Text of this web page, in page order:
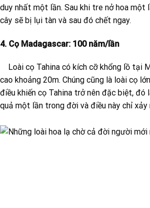
duy nhất một lần. Sau khi tre nở hoa một
cây sẽ bị lụi tàn và sau đó chết ngay.
4. Cọ Madagascar: 100 năm/lần
Loài cọ Tahina có kích cỡ khổng lồ tại
cao khoảng 20m. Chúng cũng là loài cọ
điều khiến cọ Tahina trở nên đặc biệt, đó
quả một lần trong đời và điều này chỉ xảy